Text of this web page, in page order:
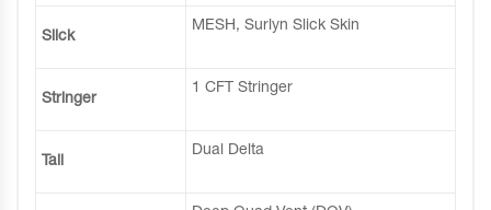
Slick
MESH, Surlyn Slick Skin
Stringer
1 CFT Stringer
Tail
Dual Delta